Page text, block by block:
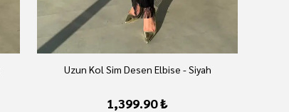
Uzun Kol Sim Desen Elbise - Siyah
1,399.90 ₺